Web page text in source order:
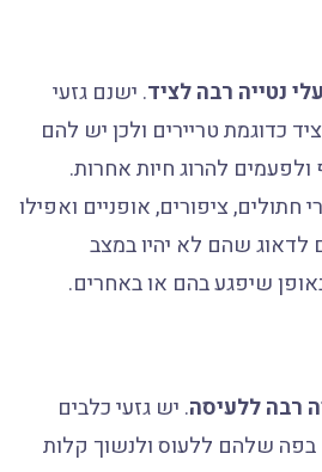
נטייה רבה לציד. ישנם גזעי
כדוגמת טריירים ולכן יש להם
ולפעמים להרוג חיות אחרות.
חתולים, ציפורים, אופניים ואפילו
לדאוג שהם לא יהיו במצב
שיפגע בהם או באחרים.
רבה ללעיסה. יש גזעי כלבים
שלהם ללעוס ולנשוך קלות